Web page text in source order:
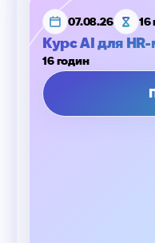
07.08.26 16
Курс AI для
16 годин